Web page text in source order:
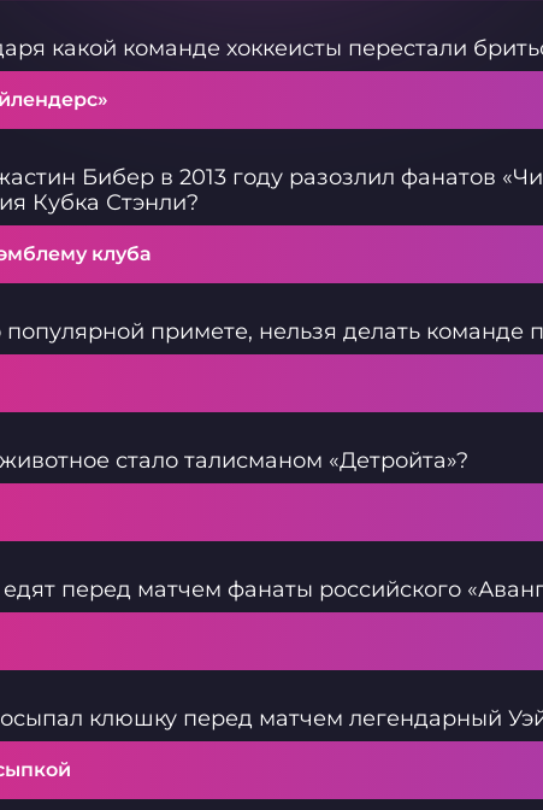
какой команде хоккеисты перестали
Бибер в 2013 году разозлил фанатов
Кубка Стэнли?
клуба
популярной примете, нельзя делать команде
стало талисманом «Детройта»?
перед матчем фанаты российского
клюшку перед матчем легендарный